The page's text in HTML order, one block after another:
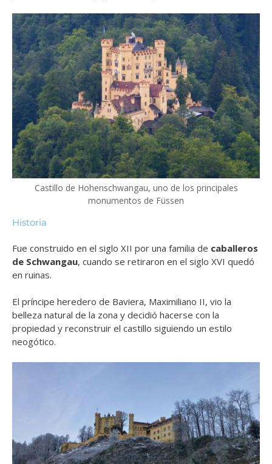
Castillo de Hohenschwangau, uno de los principales
monumentos de Füssen
Historia
Fue construido en el siglo XII por una familia de caballeros
de Schwangau, cuando se retiraron en el siglo XVI quedó
en ruinas.
El príncipe heredero de Baviera, Maximiliano II, vio la
belleza natural de la zona y decidió hacerse con la
propiedad y reconstruir el castillo siguiendo un estilo
neogótico.